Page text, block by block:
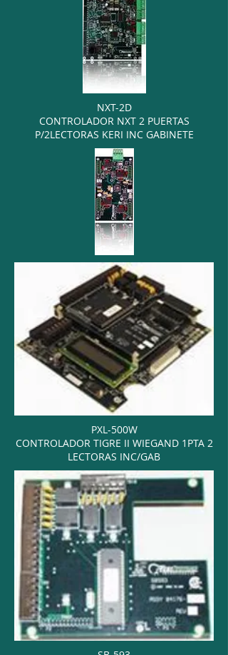
NXT-2D
CONTROLADOR NXT 2 PUERTAS
P/2LECTORAS KERI INC GABINETE
PXL-500W
CONTROLADOR TIGRE II WIEGAND 1PTA 2
LECTORAS INC/GAB